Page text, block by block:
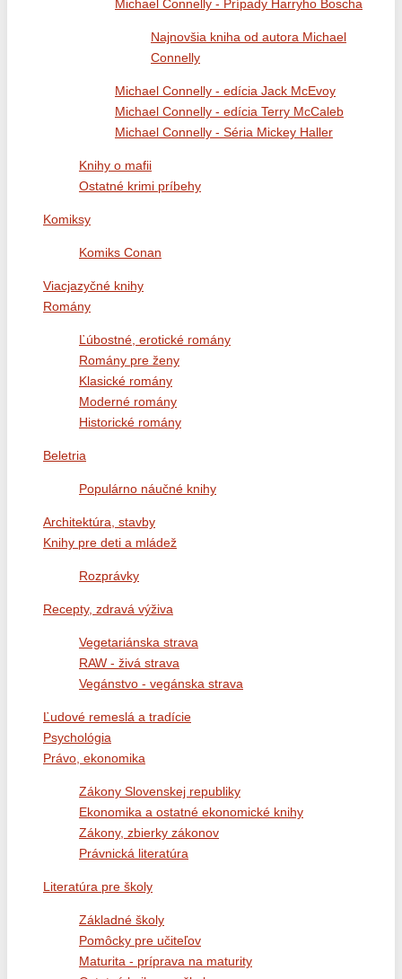
Michael Connelly - Prípady Harryho Boscha
Najnovšia kniha od autora Michael
Connelly
Michael Connelly - edícia Jack McEvoy
Michael Connelly - edícia Terry McCaleb
Michael Connelly - Séria Mickey Haller
Knihy o mafii
Ostatné krimi príbehy
Komiksy
Komiks Conan
Viacjazyčné knihy
Romány
Ľúbostné, erotické romány
Romány pre ženy
Klasické romány
Moderné romány
Historické romány
Beletria
Populárno náučné knihy
Architektúra, stavby
Knihy pre deti a mládež
Rozprávky
Recepty, zdravá výživa
Vegetariánska strava
RAW - živá strava
Vegánstvo - vegánska strava
Ľudové remeslá a tradície
Psychológia
Právo, ekonomika
Zákony Slovenskej republiky
Ekonomika a ostatné ekonomické knihy
Zákony, zbierky zákonov
Právnická literatúra
Literatúra pre školy
Základné školy
Pomôcky pre učiteľov
Maturita - príprava na maturity